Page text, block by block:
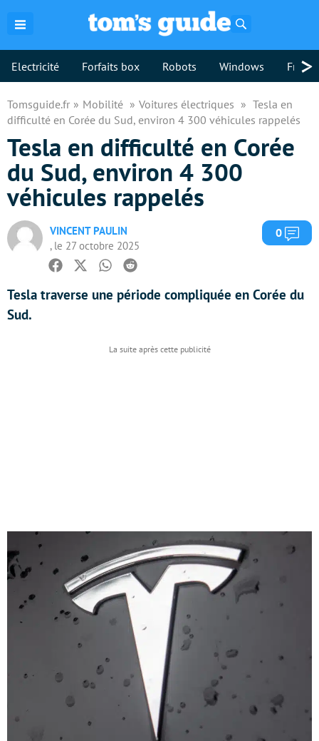
Electricité Forfaits box Robots Windows >
Tomsguide.fr Mobilité Voitures électriques
Tesla en
difficulté en Corée du Sud, environ 4 300 véhicules rappelés
Tesla en difficulté en Corée
du Sud, environ 4 300
véhicules rappelés
VINCENT PAULIN
, le 27 octobre 2025
0
Facebook
TwitterWhatsapp
Reddit
Tesla traverse une période compliquée en Corée du
Sud.